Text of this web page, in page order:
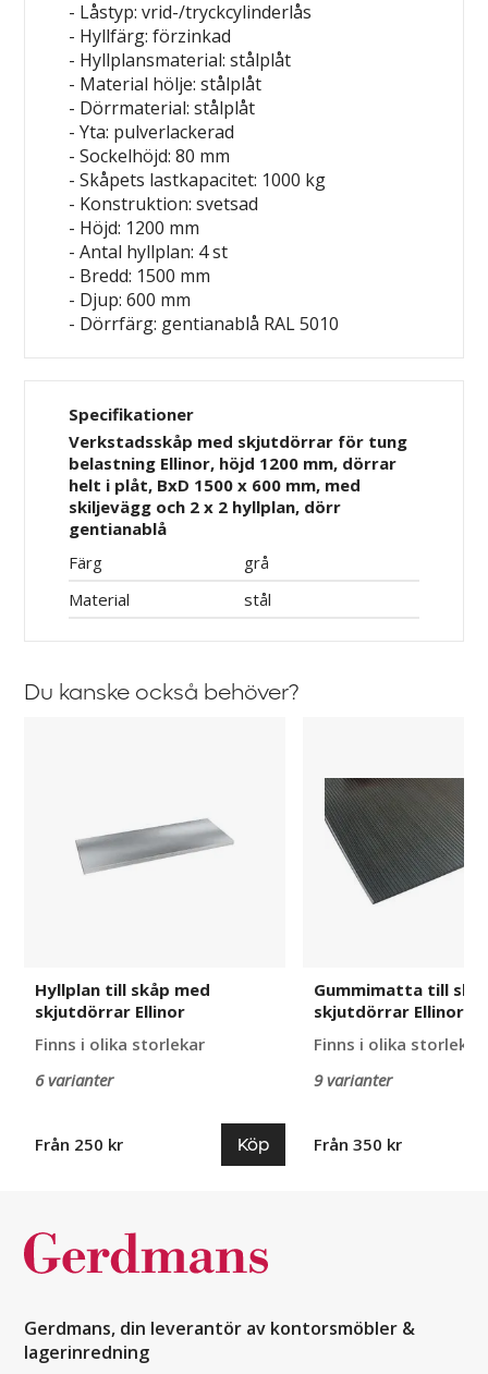
- Låstyp: vrid-/tryckcylinderlås
- Hyllfärg: förzinkad
- Hyllplansmaterial: stålplåt
- Material hölje: stålplåt
- Dörrmaterial: stålplåt
- Yta: pulverlackerad
- Sockelhöjd: 80 mm
- Skåpets lastkapacitet: 1000 kg
- Konstruktion: svetsad
- Höjd: 1200 mm
- Antal hyllplan: 4 st
- Bredd: 1500 mm
- Djup: 600 mm
- Dörrfärg: gentianablå RAL 5010
Specifikationer
Verkstadsskåp med skjutdörrar för tung
belastning Ellinor, höjd 1200 mm, dörrar
helt i plåt, BxD 1500 x 600 mm, med
skiljevägg och 2 x 2 hyllplan, dörr
gentianablå
Färg
grå
Material
stål
Du kanske också behöver?
skjutdörrar
Ellinor
Hyllplan till skåp med
skjutdörrar Ellinor
Finns i olika storlekar
6 varianter
Från 250 kr Köp
skåp
med
skjutdörrar
Ellinor
Gummimatta till
skjutdörrar Ellinor
Finns i olika storlekar
9 varianter
Från 350 kr
Gerdmans, din leverantör av kontorsmöbler &
lagerinredning